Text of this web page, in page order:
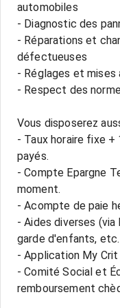
automobiles
- Diagnostic des
- Réparations et
défectueuses
- Réglages et mises
- Respect des
Vous disposerez
- Taux horaire fixe +
payés.
- Compte Epargne
moment.
- Acompte de paie
- Aides diverses
garde d'enfants, etc.
- Application My
- Comité Social et